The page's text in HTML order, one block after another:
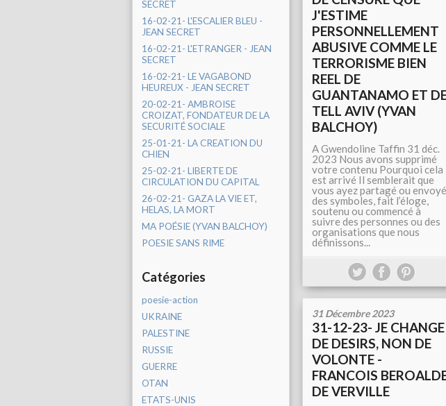
SECRET
16-02-21- L'ESCALIER BLEU -
JEAN SECRET
16-02-21- L'ETRANGER - JEAN
SECRET
16-02-21- LE VAGABOND
HEUREUX - JEAN SECRET
20-02-21- AMBROISE
CROIZAT, FONDATEUR DE LA
SECURITÉ SOCIALE
25-01-21- LA CREATION DU
CHIEN
25-02-21- LIBERTE DE
CIRCULATION DU CAPITAL
26-02-21- GAZA LA VIE ET,
HELAS, LA MORT
MA POÉSIE (YVAN BALCHOY)
POESIE SANS RIME
Catégories
poesie-action
UKRAINE
PALESTINE
RUSSIE
GUERRE
OTAN
ETATS-UNIS
J'ESTIME
PERSONNELLEMENT
ABUSIVE COMME LE
TERRORISME BIEN
REEL DE
GUANTANAMO ET
TELL AVIV (YVAN
BALCHOY)
A Gwendoline Taffin 31 déc.
2023 Nous avons supprimé
votre contenu Pourquoi cela
est arrivé Il semblerait que
vous ayez partagé ou envoyé
des symboles, fait l’éloge,
soutenu ou commencé à
suivre des personnes ou des
organisations que nous
définissons...
31 Décembre 2023
31-12-23- JE CHANGE
DE DESIRS, NON DE
VOLONTE -
FRANCOIS
DE VERVILLE